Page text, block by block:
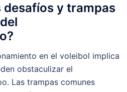
desafíos y trampas
en el voleibol implica
obstaculizar el
Las trampas comunes